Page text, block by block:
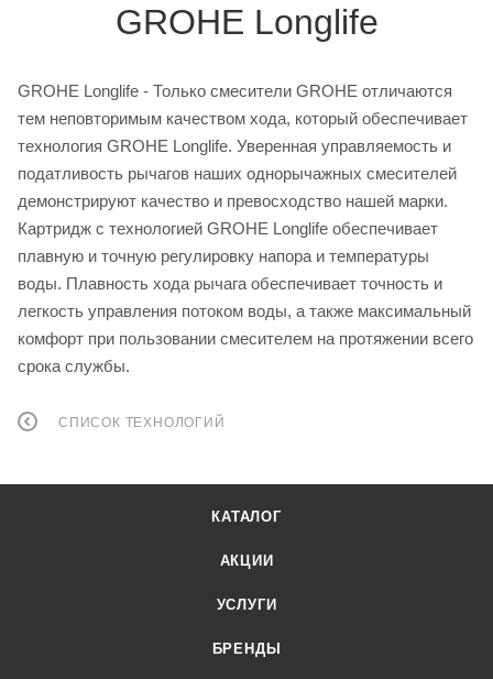
GROHE Longlife
GROHE Longlife - Только смесители GROHE отличаются
тем неповторимым качеством хода, который обеспечивает
технология GROHE Longlife. Уверенная управляемость и
податливость рычагов наших однорычажных смесителей
демонстрируют качество и превосходство нашей марки.
Картридж с технологией GROHE Longlife обеспечивает
плавную и точную регулировку напора и температуры
воды. Плавность хода рычага обеспечивает точность и
легкость управления потоком воды, а также максимальный
комфорт при пользовании смесителем на протяжении всего
срока службы.
СПИСОК ТЕХНОЛОГИЙ
КАТАЛОГ
АКЦИИ
УСЛУГИ
БРЕНДЫ